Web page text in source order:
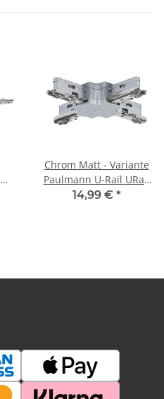
Chrom Matt - Variante
Paulmann U-Rail URail
230V Schienensystem
14,99 € *